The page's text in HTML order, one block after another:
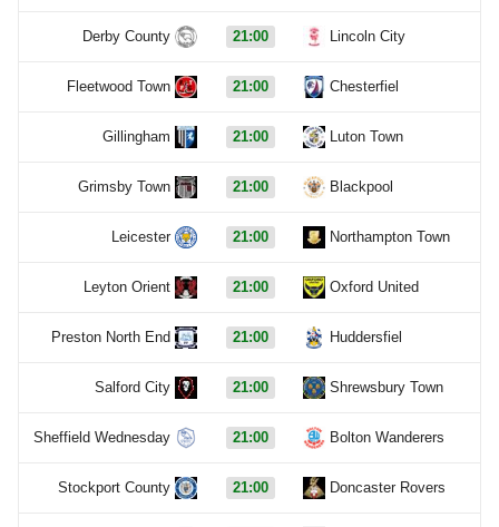
Derby County 21:00 Lincoln City
Fleetwood Town 21:00 Chesterfiel
Gillingham 21:00 Luton Town
Grimsby Town 21:00 Blackpool
Leicester 21:00 Northampton Town
Leyton Orient 21:00 Oxford United
Preston North End 21:00 Huddersfiel
Salford City 21:00 Shrewsbury Town
Sheffield Wednesday 21:00 Bolton Wanderers
Stockport County 21:00 Doncaster Rovers